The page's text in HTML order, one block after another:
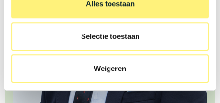
Alles toestaan
Selectie toestaan
Weigeren